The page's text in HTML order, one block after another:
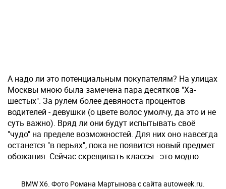
А надо ли это потенциальным покупателям? На улицах
Москвы мною была замечена пара десятков "Ха-
шестых". За рулём более девяноста процентов
водителей - девушки (о цвете волос умолчу, да это и не
суть важно). Вряд ли они будут испытывать своё
"чудо" на пределе возможностей. Для них оно навсегда
останется "в перьях", пока не появится новый предмет
обожания. Сейчас скрещивать классы - это модно.
BMW X6. Фото Романа Мартынова с сайта autoweek.ru.